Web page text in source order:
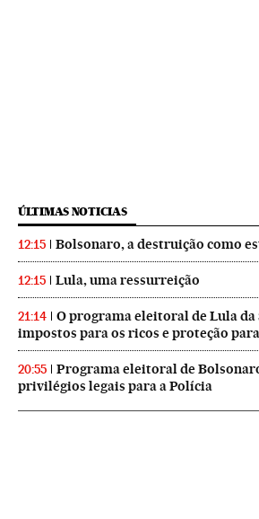
ÚLTIMAS NOTICIAS
12:15 Bolsonaro, a destruição como
12:15 Lula, uma ressurreição
21:14
O programa eleitoral de Lula da
impostos para os ricos e proteção
20:55
Programa eleitoral de
privilégios legais para a Polícia